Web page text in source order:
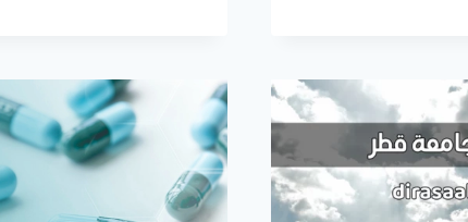
لعام
2024